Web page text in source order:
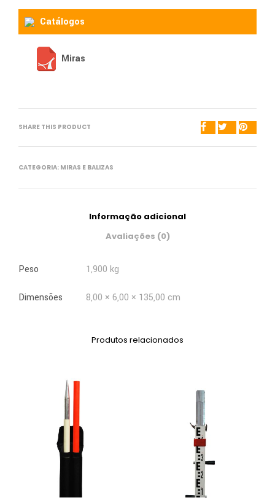
Catálogos
Miras
SHARE THIS PRODUCT
CATEGORIA: MIRAS E BALIZAS
Informação adicional
Avaliações (0)
Peso 1,900 kg
Dimensões 8,00 × 6,00 × 135,00 cm
Produtos relacionados